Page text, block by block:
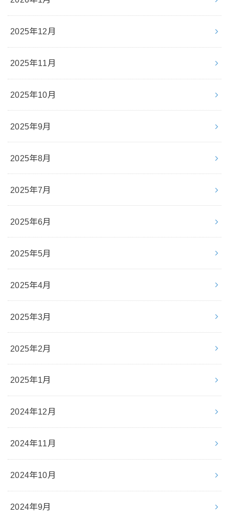
2025年12月
2025年11月
2025年10月
2025年9月
2025年8月
2025年7月
2025年6月
2025年5月
2025年4月
2025年3月
2025年2月
2025年1月
2024年12月
2024年11月
2024年10月
2024年9月